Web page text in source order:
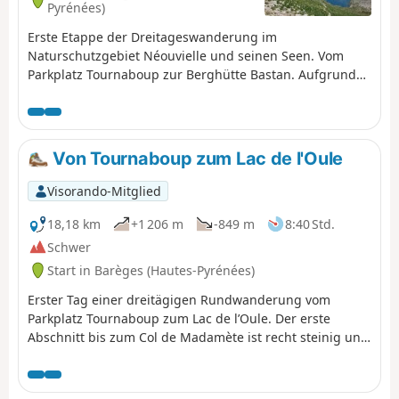
Pyrénées)
Erste Etappe der Dreitageswanderung im
Naturschutzgebiet Néouvielle und seinen Seen. Vom
Parkplatz Tournaboup zur Berghütte Bastan. Aufgrund
recht anspruchsvolle Wanderung. Unter (6) kann man
sich die Etappe anhören und den Höhenunterschied
verringern. Siehe Praktische Informationen. Unter (7)
kann man die Etappe verkürzen und etwas
Höhenunterschied einsparen, indem man einen
Südhangweg nimmt.
Von Tournaboup zum Lac de l'Oule
Visorando-Mitglied
18,18 km
+1 206 m -849 m
8:40 Std.
Schwer
Start in Barèges (Hautes-Pyrénées)
Erster Tag einer dreitägigen Rundwanderung vom
Parkplatz Tournaboup zum Lac de l’Oule. Der erste
Abschnitt bis zum Col de Madamète ist recht steinig und
wahres Vergnügen, an den herrlichen Seen des
Néouvielle vorbeizukommen, zu denen unter anderem